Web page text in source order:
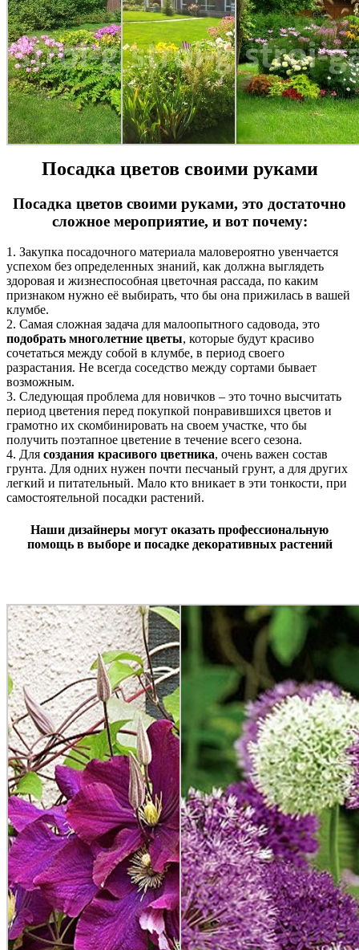
Посадка цветов своими руками
Посадка цветов своими руками, это достаточно
сложное мероприятие, и вот почему:
1. Закупка посадочного материала маловероятно увенчается
успехом без определенных знаний, как должна выглядеть
здоровая и жизнеспособная цветочная рассада, по каким
признаком нужно её выбирать, что бы она прижилась в вашей
клумбе.
2. Самая сложная задача для малоопытного садовода, это
подобрать многолетние цветы, которые будут красиво
сочетаться между собой в клумбе, в период своего
разрастания. Не всегда соседство между сортами бывает
возможным.
3. Следующая проблема для новичков – это точно высчитать
период цветения перед покупкой понравившихся цветов и
грамотно их скомбинировать на своем участке, что бы
получить поэтапное цветение в течение всего сезона.
4. Для создания красивого цветника, очень важен состав
грунта. Для одних нужен почти песчаный грунт, а для других
легкий и питательный. Мало кто вникает в эти тонкости, при
самостоятельной посадки растений.
Наши дизайнеры могут оказать профессиональную
помощь в выборе и посадке декоративных растений